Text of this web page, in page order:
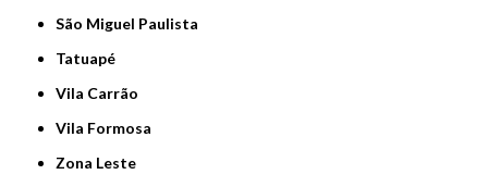
São Miguel Paulista
Tatuapé
Vila Carrão
Vila Formosa
Zona Leste